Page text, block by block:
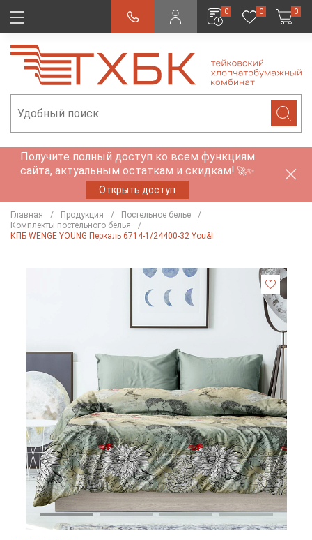
0 0 0
Получите полный доступ ко всем функциям
сайта, актуальным остаткам и скидкам! 🚀✨
Открыть доступ
Главная Продукция
Постельное белье
Комплекты постельного белья
КПБ WENGE YOUNG Перкаль 6714-1/24400-32 You&I